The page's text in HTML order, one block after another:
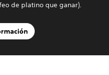
de platino que ganar).